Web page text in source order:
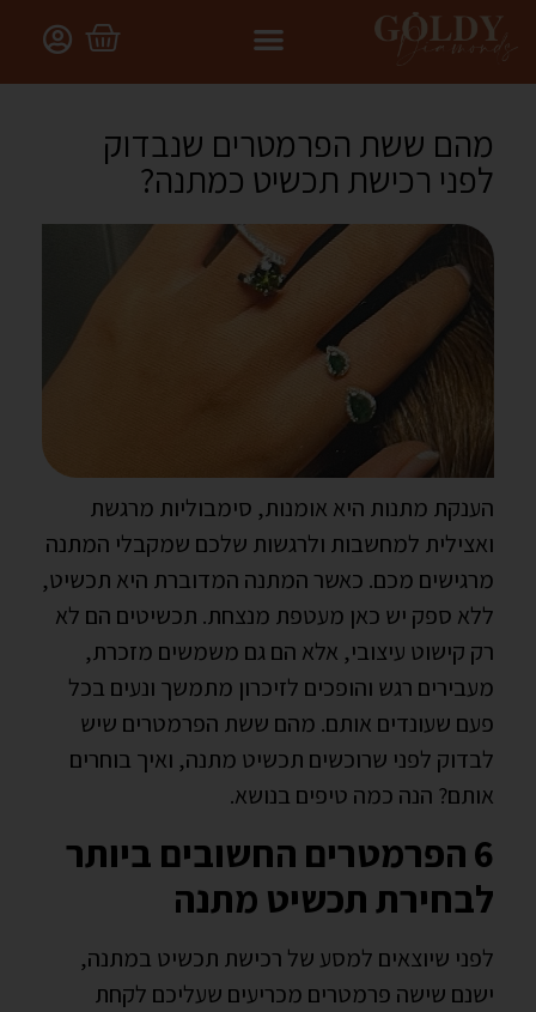
מהם ששת הפרמטרים שנבדוק
לפני רכישת תכשיט כמתנה?
הענקת מתנות היא אומנות, סימבוליות מרגשת
ואצילית למחשבות ולרגשות שלכם שמקבלי המתנה
מרגישים מכם. כאשר המתנה המדוברת היא תכשיט,
ללא ספק יש כאן מעטפת מנצחת. תכשיטים הם לא
רק קישוט עיצובי, אלא הם גם משמשים מזכרת,
מעבירים רגש והופכים לזיכרון מתמשך ונעים בכל
פעם שעונדים אותם. מהם ששת הפרמטרים שיש
לבדוק לפני שרוכשים תכשיט מתנה, ואיך בוחרים
אותם? הנה כמה טיפים בנושא.
6 הפרמטרים החשובים ביותר
לבחירת תכשיט מתנה
לפני שיוצאים למסע של רכישת תכשיט במתנה,
ישנם שישה פרמטרים מכריעים שעליכם לקחת